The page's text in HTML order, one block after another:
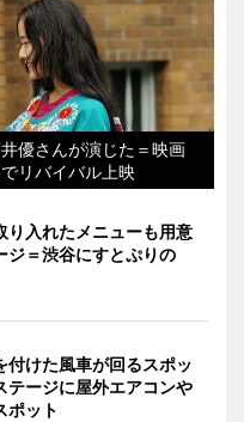
優さんが演じた＝映画
リバイバル上映
り入れたメニューも用意
ジ＝渋谷にすとぷりの
付けた風車が回るスポッ
テージに屋外エアコンや
ポット